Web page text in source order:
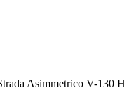
Asimmetrico V-130 H